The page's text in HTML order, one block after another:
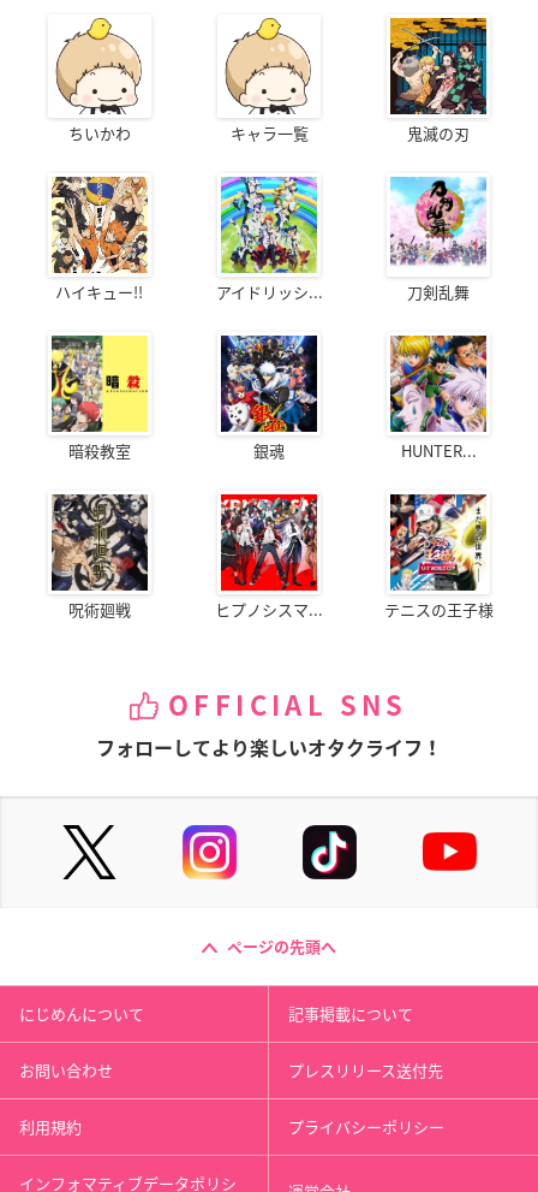
ちいかわ キャラ一覧 鬼滅の刃
ハイキュー!! アイドリッシ... 刀剣乱舞
暗殺教室 銀魂 HUNTER...
呪術廻戦 ヒプノシスマ... テニスの王子様
OFFICIAL SNS
フォローしてより楽しいオタクライフ！
ページの先頭へ
にじめんについて 記事掲載について
お問い合わせ プレスリリース送付先
利用規約 プライバシーポリシー
インフォマティブデータポリシ